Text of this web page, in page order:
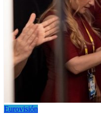
Eurovisión